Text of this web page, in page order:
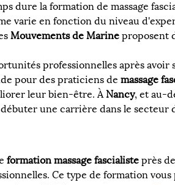
dure la formation de massage
varie en fonction du niveau
Mouvements de Marine proposent
professionnelles après avoir
pour des praticiens de massage
leur bien-être. À Nancy, et au-
une carrière dans le secteur
formation massage fascialiste près de
Ce type de formation